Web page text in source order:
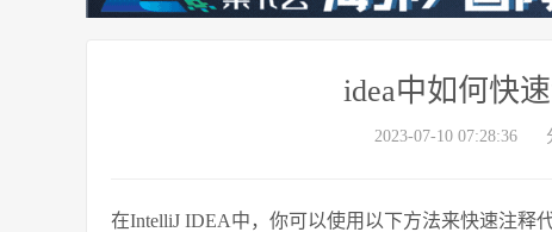
idea中如何快
2023-07-10 07:28:36
在IntelliJ IDEA中，你可以使用以下方法来快速注释代